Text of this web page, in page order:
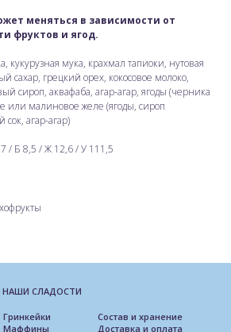
меняться в зависимости от
фруктов и ягод.
кукурузная мука, крахмал тапиоки, нутовая
сахар, грецкий орех, кокосовое молоко,
сироп, аквафаба, агар-агар, ягоды (черника
или малиновое желе (ягоды, сироп
агар-агар)
/ Б 8,5 / Ж 12,6 / У 111,5
Гринкейки
Маффины
НАШИ СЛАДОСТИ
Состав и хранение
Доставка и оплата